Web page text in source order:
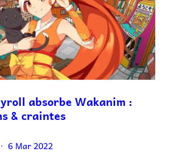
absorbe Wakanim :
& craintes
• 6 Mar 2022